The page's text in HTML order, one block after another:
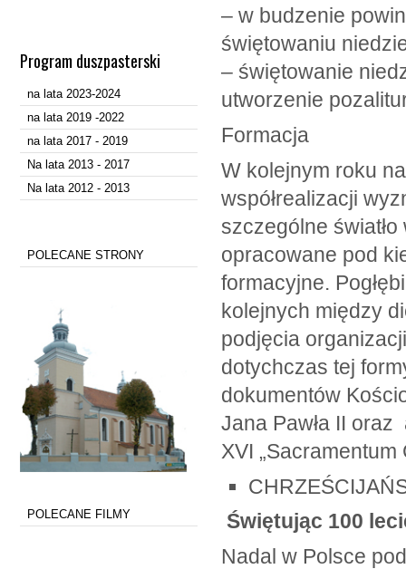
Program duszpasterski
na lata 2023-2024
na lata 2019 -2022
na lata 2017 - 2019
Na lata 2013 - 2017
Na lata 2012 - 2013
POLECANE STRONY
POLECANE FILMY
– w budzenie
świętowaniu
– świętowanie
utworzenie
Formacja
W kolejnym roku
współrealizacji
szczególne
opracowane pod
formacyjne.
kolejnych między
podjęcia
dotychczas tej
dokumentów
Jana Pawła II
XVI „Sacramentum
Świętując 100
Nadal w Polsce